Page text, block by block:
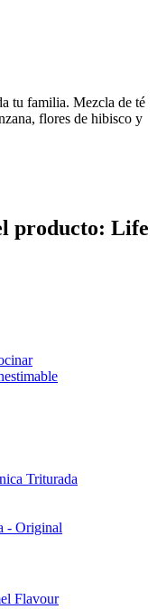
tu familia. Mezcla de té
flores de hibisco y
producto: Life
Triturada
- Original
Flavour